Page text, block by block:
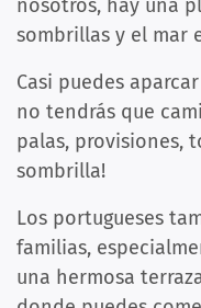
nosotros, hay una
sombrillas y el mar
Casi puedes
no tendrás que
palas, provisiones,
sombrilla!
Los portugueses
familias,
una hermosa